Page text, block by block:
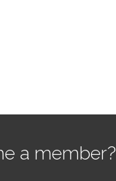
a member?